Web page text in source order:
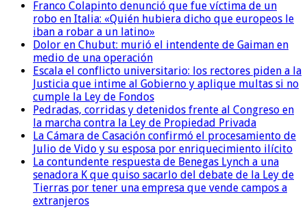
Franco Colapinto denunció que fue víctima de un
robo en Italia: «Quién hubiera dicho que europeos le
iban a robar a un latino»
Dolor en Chubut: murió el intendente de Gaiman en
medio de una operación
Escala el conflicto universitario: los rectores piden a la
Justicia que intime al Gobierno y aplique multas si no
cumple la Ley de Fondos
Pedradas, corridas y detenidos frente al Congreso en
la marcha contra la Ley de Propiedad Privada
La Cámara de Casación confirmó el procesamiento de
Julio de Vido y su esposa por enriquecimiento ilícito
La contundente respuesta de Benegas Lynch a una
senadora K que quiso sacarlo del debate de la Ley de
Tierras por tener una empresa que vende campos a
extranjeros